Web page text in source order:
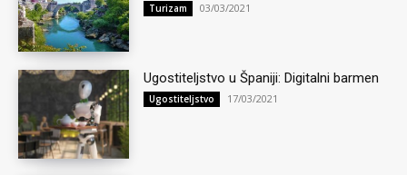
Turizam 03/03/2021
Ugostiteljstvo u Španiji: Digitalni barmen
Ugostiteljstvo 17/03/2021